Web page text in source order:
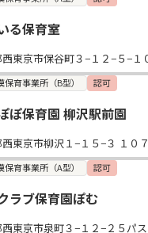
る保育室
東京市保谷町３−１２−５−１
保育事業所（B型） 認可
ぽ保育園 柳沢駅前園
東京市柳沢１−１５−３ １０
保育事業所（A型） 認可
ラブ保育園ぽむ
西東京市泉町３−１２−２５パ